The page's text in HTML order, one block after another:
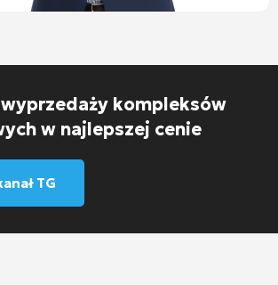
kompleksów
w najlepszej cenie
TG